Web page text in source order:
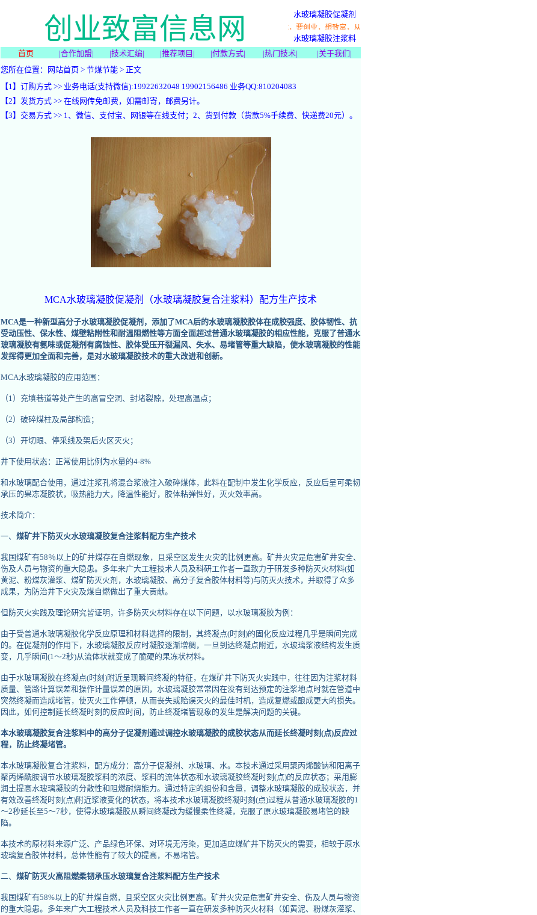
创业致富信息网 水玻璃凝胶促凝剂
选项目，学技术，要创业，想致富，从这里开始！
水玻璃凝胶注浆料
首页 |合作加盟| |技术汇编| |推荐项目 | |付款方式| |热门技术| |关于我们 |
您所在位置：
网站首页 > 节煤节能 > 正文
【1】订购方式 >> 业务电话(支持微信):19922632048 19902156486 业务QQ:810204083
【2】发货方式 >> 在线网传免邮费，如需邮寄，邮费另计。
【3】交易方式 >> 1、微信、支付宝、网银等在线支付；2、货到付款（货款5%手续费、快递费20元）。
MCA水玻璃凝胶促凝剂（水玻璃凝胶复合注浆料）配方生产技术
MCA是一种新型高分子水玻璃凝胶促凝剂，添加了MCA后的水玻璃凝胶胶体在成胶强度、胶体韧性、抗
受动压性、保水性、煤壁粘附性和耐温阻燃性等方面全面超过普通水玻璃凝胶的相应性能，克服了普通水
玻璃凝胶有氨味或促凝剂有腐蚀性、胶体受压开裂漏风、失水、易堵管等重大缺陷，使水玻璃凝胶的性能
发挥得更加全面和完善，是对水玻璃凝胶技术的重大改进和创新。
MCA水玻璃凝胶的应用范围：
（1）充填巷道等处产生的高冒空洞、封堵裂隙，处理高温点；
（2）破碎煤柱及局部构造；
（3）开切眼、停采线及架后火区灭火；
井下使用状态：正常使用比例为水量的4-8%
和水玻璃配合使用，通过注浆孔将混合浆液注入破碎煤体，此料在配制中发生化学反应，反应后呈可柔韧
承压的果冻凝胶状，吸热能力大，降温性能好，胶体粘弹性好，灭火效率高。
技术简介：
一、 煤矿井下防灭火水玻璃凝胶复合注浆料配方生产技术
我国煤矿有58％以上的矿井煤存在自燃现象，且采空区发生火灾的比例更高。矿井火灾是危害矿井安全、
伤及人员与物资的重大隐患。多年来广大工程技术人员及科研工作者一直致力于研发多种防灭火材料(如
黄泥、粉煤灰灌浆、煤矿防灭火剂，水玻璃凝胶、高分子复合胶体材料等)与防灭火技术，并取得了众多
成果，为防治井下火灾及煤自燃做出了重大贡献。
但防灭火实践及理论研究皆证明，许多防灭火材料存在以下问题，以水玻璃凝胶为例：
由于受普通水玻璃凝胶化学反应原理和材料选择的限制，其终凝点(时刻)的固化反应过程几乎是瞬间完成
的。在促凝剂的作用下，水玻璃凝胶反应时凝胶逐渐增稠，一旦到达终凝点附近，水玻璃浆液结构发生质
变，几乎瞬间(1～2秒)从流体状就变成了脆硬的果冻状材料。
由于水玻璃凝胶在终凝点(时刻)附近呈现瞬间终凝的特征，在煤矿井下防灭火实践中，往往因为注浆材料
质量、管路计算误差和操作计量误差的原因，水玻璃凝胶常常因在没有到达预定的注浆地点时就在管道中
突然终凝而造成堵管，使灭火工作停顿，从而丧失或贻误灭火的最佳时机，造成复燃或酿成更大的损失。
因此，如何控制延长终凝时刻的反应时间，防止终凝堵管现象的发生是解决问题的关键。
本水玻璃凝胶复合注浆料中的高分子促凝剂通过调控水玻璃凝胶的成胶状态从而延长终凝时刻(点)反应过
程，防止终凝堵管。
本水玻璃凝胶复合注浆料，配方成分：高分子促凝剂、水玻璃、水。本技术通过采用聚丙烯酸钠和阳离子
聚丙烯酰胺调节水玻璃凝胶浆料的浓度、浆料的流体状态和水玻璃凝胶终凝时刻(点)的反应状态；采用膨
润土提高水玻璃凝胶的分散性和阻燃耐烧能力。通过特定的组份和含量，调整水玻璃凝胶的成胶状态，并
有效改善终凝时刻(点)附近浆液变化的状态，将本技术水玻璃凝胶终凝时刻(点)过程从普通水玻璃凝胶的1
～2秒延长至5～7秒，使得水玻璃凝胶从瞬间终凝改为缓慢柔性终凝，克服了原水玻璃凝胶易堵管的缺
陷。
本技术的原材料来源广泛、产品绿色环保、对环境无污染，更加适应煤矿井下防灭火的需要，相较于原水
玻璃复合胶体材料，总体性能有了较大的提高，不易堵管。
二、 煤矿防灭火高阻燃柔韧承压水玻璃复合注浆料配方生产技术
我国煤矿有58%以上的矿井煤自燃，且采空区火灾比例更高。矿井火灾是危害矿井安全、伤及人员与物资
的重大隐患。多年来广大工程技术人员及科技工作者一直在研发多种防灭火材料（如黄泥、粉煤灰灌浆、